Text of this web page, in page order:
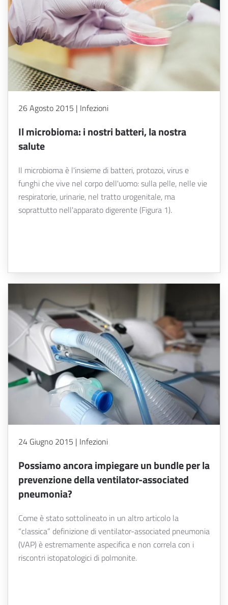
26 Agosto 2015 | Infezioni
Il microbioma: i nostri batteri, la nostra
salute
Il microbioma è l'insieme di batteri, protozoi, virus e
funghi che vive nel corpo dell'uomo: sulla pelle, nelle vie
respiratorie, urinarie, nel tratto urogenitale, ma
soprattutto nell'apparato digerente (Figura 1).
24 Giugno 2015 | Infezioni
Possiamo ancora impiegare un bundle per la
prevenzione della ventilator-associated
pneumonia?
Come è stato sottolineato in un altro articolo la
“classica” definizione di ventilator-associated pneumonia
(VAP) è estremamente aspecifica e non correla con i
riscontri istopatologici di polmonite.